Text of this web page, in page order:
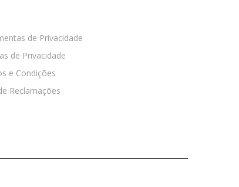
de Privacidade
de Privacidade
e Condições
Reclamações